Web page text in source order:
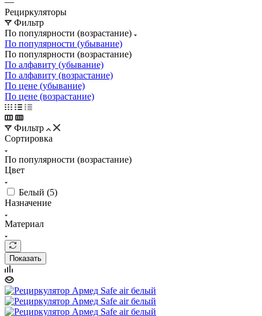
Рециркуляторы
Фильтр
По популярности (возрастание)
По популярности (убывание)
По популярности (возрастание)
По алфавиту (убывание)
По алфавиту (возрастание)
По цене (убывание)
По цене (возрастание)
Фильтр
Сортировка
По популярности (возрастание)
Цвет
Белый (5)
Назначение
Материал
Показать